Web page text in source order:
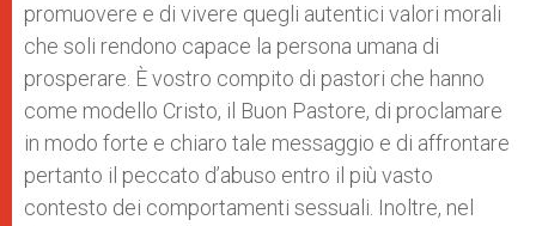
promuovere e di vivere quegli autentici valori morali
che soli rendono capace la persona umana di
prosperare. È vostro compito di pastori che hanno
come modello Cristo, il Buon Pastore, di proclamare
in modo forte e chiaro tale messaggio e di affrontare
pertanto il peccato d’abuso entro il più vasto
contesto dei comportamenti sessuali. Inoltre, nel